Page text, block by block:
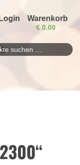
Login Warenkorb
€ 0.00